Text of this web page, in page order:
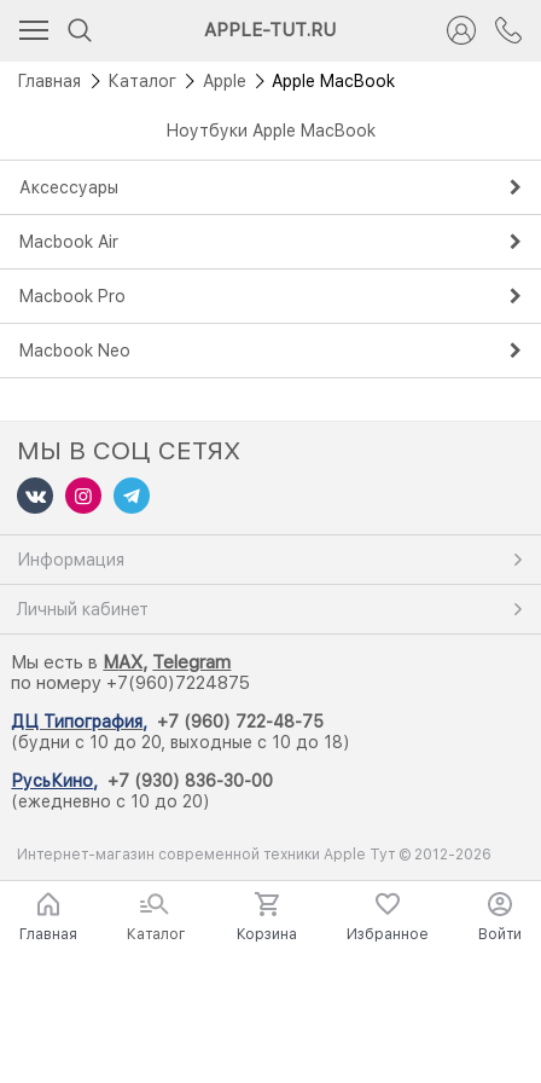
APPLE-TUT.RU
Главная Каталог Apple Apple MacBook
Ноутбуки Apple MacBook
Аксессуары
Macbook Air
Macbook Pro
Macbook Neo
МЫ В СОЦ СЕТЯХ
Информация
Личный кабинет
Мы есть в MAX, Telegram
по номеру +7(960)7224875
ДЦ Типография, +7 (960) 722-48-75
(будни с 10 до 20, выходные с 10 до 18)
РусьКино, +7 (930) 836-30-00
(ежедневно с 10 до 20)
Интернет-магазин современной техники Apple Тут © 2012-2026
Главная Каталог Корзина Избранное Войти